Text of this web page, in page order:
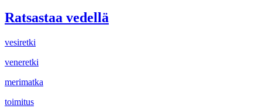
Ratsastaa vedellä
vesiretki
veneretki
merimatka
toimitus